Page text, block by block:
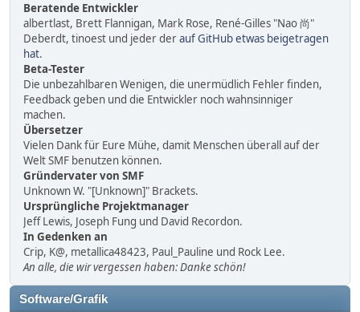
Beratende Entwickler
albertlast, Brett Flannigan, Mark Rose, René-Gilles "Nao 尚"
Deberdt, tinoest und jeder derauf GitHub etwas beigetragen
hat.
Beta-Tester
Die unbezahlbaren Wenigen, die unermüdlich Fehler finden,
Feedback geben und die Entwickler noch wahnsinniger
machen.
Übersetzer
Vielen Dank für Eure Mühe, damit Menschen überall auf der
Welt SMF benutzen können.
Gründervater von SMF
Unknown W. "[Unknown]" Brackets.
Ursprüngliche Projektmanager
Jeff Lewis, Joseph Fung und David Recordon.
In Gedenken an
Crip, K@, metallica48423, Paul_Pauline und Rock Lee.
An alle, die wir vergessen haben: Danke schön!
Software/Grafik